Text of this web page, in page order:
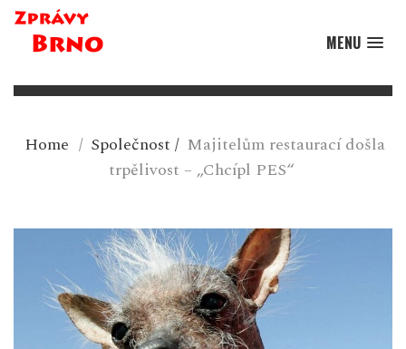
MENU
Home / Společnost / Majitelům restaurací došla
trpělivost – „Chcípl PES“